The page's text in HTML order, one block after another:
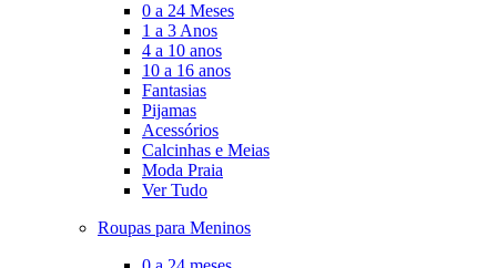
0 a 24 Meses
1 a 3 Anos
4 a 10 anos
10 a 16 anos
Fantasias
Pijamas
Acessórios
Calcinhas e Meias
Moda Praia
Ver Tudo
Roupas para Meninos